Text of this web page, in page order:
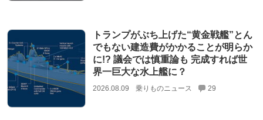
トランプがぶち上げた“黄金戦艦”とん
でもない建造費がかかることが明らか
に!? 議会では慎重論も 完成すれば世
界一巨大な水上艦に？
2026.08.09 乗りものニュース 29